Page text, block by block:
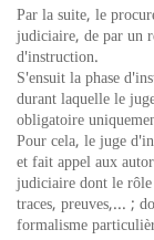
Par la suite, le
judiciaire, de par un
d'instruction.
S'ensuit la phase
durant laquelle le
obligatoire
Pour cela, le juge
et fait appel aux
judiciaire dont le rôle
traces, preuves,... ;
formalisme